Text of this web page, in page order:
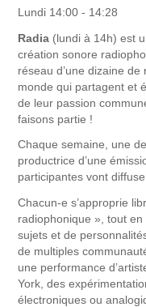
Lundi 14:00 - 14:28
Radia (lundi à 14h) est
création sonore
réseau d’une dizaine
monde qui partagent et
de leur passion
faisons partie !
Chaque semaine, une
productrice d’une
participantes vont
Chacun-e s’approprie
radiophonique », tout
sujets et de
de multiples
une performance
York, des
électroniques ou